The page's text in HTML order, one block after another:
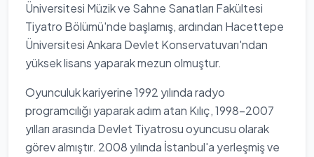
Üniversitesi Müzik ve Sahne Sanatları Fakültesi
Tiyatro Bölümü'nde başlamış, ardından Hacettepe
Üniversitesi Ankara Devlet Konservatuvarı'ndan
yüksek lisans yaparak mezun olmuştur.
Oyunculuk kariyerine 1992 yılında radyo
programcılığı yaparak adım atan Kılıç, 1998-2007
yılları arasında Devlet Tiyatrosu oyuncusu olarak
görev almıştır. 2008 yılında İstanbul'a yerleşmiş ve